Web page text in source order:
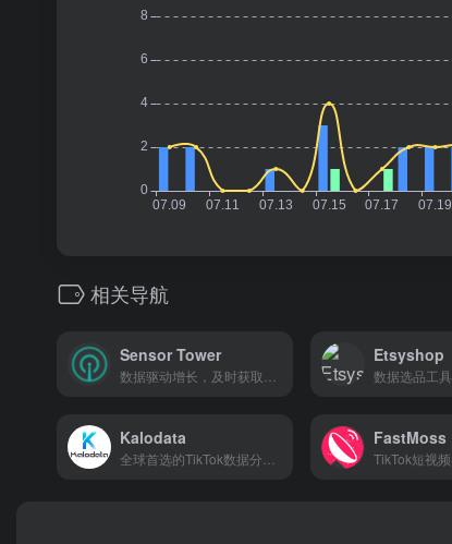
相关导航
Sensor Tower Etsyshop
数据选品工具
Kalodata FastMoss